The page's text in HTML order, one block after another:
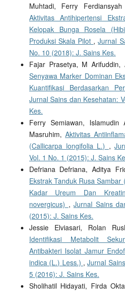
Muhtadi, Ferry
Aktivitas Antihipertensi
Kelopak Bunga Rosela
Produksi Skala Pilot ,Jurnal
No. 10 (2018): J. Sains Kes.
Fajar Prasetya, M Arifuddin,
Senyawa Marker Dominan
Kuantifikasi Berdasarkan
Jurnal Sains dan Kesehatan:
Kes.
Ferry Semiawan, Islamudin
Masruhim, Aktivitas
(Callicarpa longifolia L.) ,
Vol. 1 No. 1 (2015): J. Sains
Defriana Defriana, Aditya
Ekstrak Tanduk Rusa
Kadar Ureum Dan
novergicus) ,Jurnal Sains
(2015): J. Sains Kes.
Jessie Elviasari, Rolan
Identifikasi Metabolit
Antibakteri Isolat Jamur
indica (L.) Less.) ,Jurnal
5 (2016): J. Sains Kes.
Sholihatil Hidayati, Firda